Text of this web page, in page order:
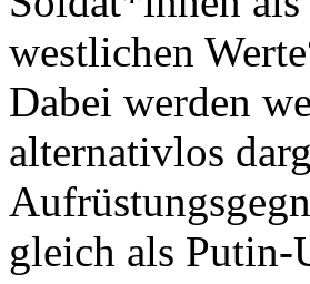
westlichen
Dabei werden
alternativlos
gleich als